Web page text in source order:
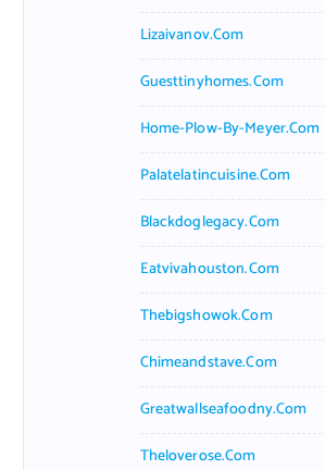
Lizaivanov.com
Guesttinyhomes.com
Home-Plow-By-Meyer.com
Palatelatincuisine.com
Blackdoglegacy.com
Eatvivahouston.com
Thebigshowok.com
Chimeandstave.com
Greatwallseafoodny.com
Theloverose.com